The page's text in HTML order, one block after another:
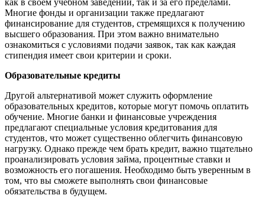
Многие фонды и организации также предлагают
финансирование для студентов, стремящихся к получению
высшего образования. При этом важно внимательно
ознакомиться с условиями подачи заявок, так как каждая
стипендия имеет свои критерии и сроки.
Образовательные кредиты
Другой альтернативой может служить оформление
образовательных кредитов, которые могут помочь оплатить
обучение. Многие банки и финансовые учреждения
предлагают специальные условия кредитования для
студентов, что может существенно облегчить финансовую
нагрузку. Однако прежде чем брать кредит, важно тщательно
проанализировать условия займа, процентные ставки и
возможность его погашения. Необходимо быть уверенным в
том, что вы сможете выполнять свои финансовые
обязательства в будущем.